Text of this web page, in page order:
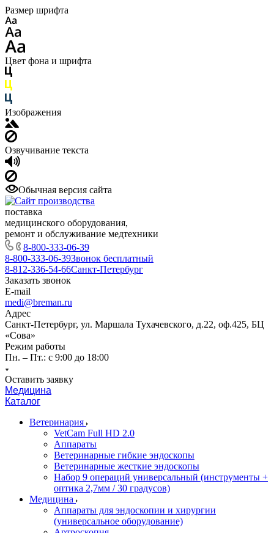
Размер шрифта
Цвет фона и шрифта
Изображения
Озвучивание текста
Обычная версия сайта
поставка
медицинского оборудования,
ремонт и обслуживание медтехники
8-800-333-06-39
8-800-333-06-39Звонок бесплатный
8-812-336-54-66Санкт-Петербург
Заказать звонок
E-mail
medi@breman.ru
Адрес
Санкт-Петербург, ул. Маршала Тухачевского, д.22, оф.425, БЦ
«Сова»
Режим работы
Пн. – Пт.: с 9:00 до 18:00
Оставить заявку
Медицина
Каталог
Ветеринария
VetCam Full HD 2.0
Аппараты
Ветеринарные гибкие эндоскопы
Ветеринарные жесткие эндоскопы
Набор 9 операций универсальный (инструменты +
оптика 2,7мм / 30 градусов)
Медицина
Аппараты для эндоскопии и хирургии
(универсальное оборудование)